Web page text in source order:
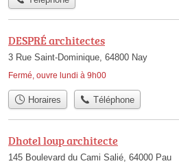
DESPRÉ architectes
3 Rue Saint-Dominique, 64800 Nay
Fermé, ouvre lundi à 9h00
Horaires Téléphone
Dhotel loup architecte
145 Boulevard du Cami Salié, 64000 Pau